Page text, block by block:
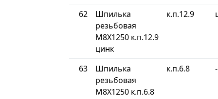
62
Шпилька
резьбовая
М8Х1250 к.п.12.9
цинк
к.п.12.9
63
Шпилька
резьбовая
М8Х1250 к.п.6.8
к.п.6.8 -